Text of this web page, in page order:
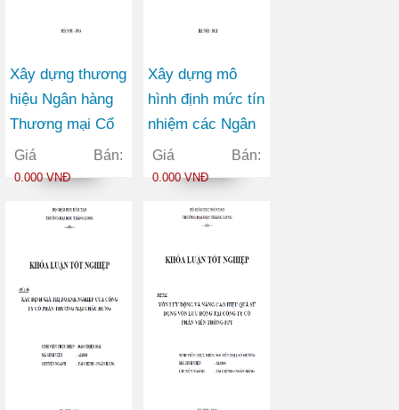
Xây dựng thương
hiệu Ngân hàng
Thương mại Cổ
phần Ngoại
thương Việt Nam
hội nhập kinh tế
Giá Bán:
0.000 VNĐ
Xây dựng mô
hình định mức tín
nhiệm các Ngân
hàng Thương mại
Cổ phần trên thị
khoán Việt Nam
Giá Bán:
0.000 VNĐ